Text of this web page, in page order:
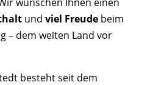
und viel Freudebeim
– dem weiten Land vor
besteht seit dem